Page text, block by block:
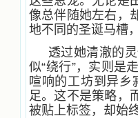
像总伴随她左右，
地不同的圣诞马槽
透过她清澈的
似“绕行”，实则是
喧响的工坊到异乡
足。这不是策略，
被贴上标签，却始